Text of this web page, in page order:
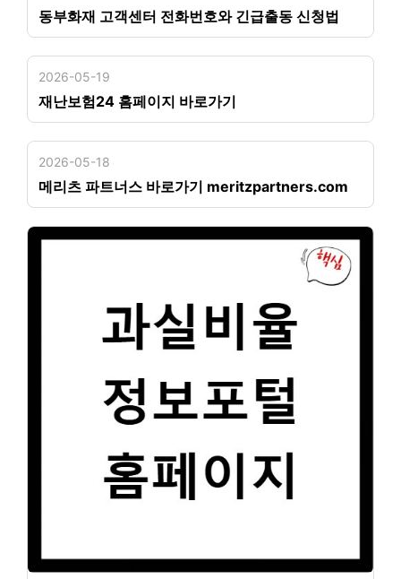
동부화재 고객센터 전화번호와 긴급출동 신청법
2026-05-19
재난보험24 홈페이지 바로가기
2026-05-18
메리츠 파트너스 바로가기 meritzpartners.com